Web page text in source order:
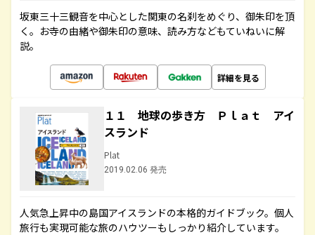
坂東三十三観音を中心とした関東の名刹をめぐり、御朱印を頂
く。お寺の由緒や御朱印の意味、読み方などもていねいに解
説。
詳細を見る
１１ 地球の歩き方 Ｐｌａｔ アイ
スランド
Plat
2019.02.06 発売
人気急上昇中の島国アイスランドの本格的ガイドブック。個人
旅行も実現可能な旅のハウツーもしっかり紹介しています。